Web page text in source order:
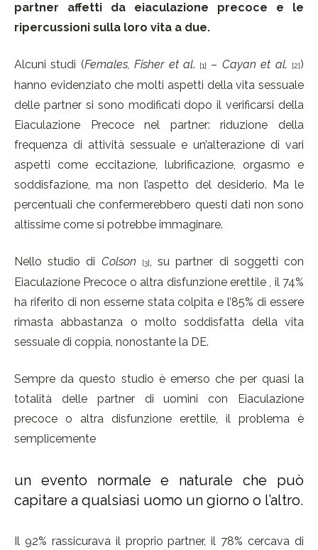
partner affetti da eiaculazione precoce e le
ripercussioni sulla loro vita a due.
Alcuni studi (Females, Fisher et al. [1] – Cayan et al. [2] )
hanno evidenziato che molti aspetti della vita sessuale
delle partner si sono modificati dopo il verificarsi della
Eiaculazione Precoce nel partner: riduzione della
frequenza di attività sessuale e un’alterazione di vari
aspetti come eccitazione, lubrificazione, orgasmo e
soddisfazione, ma non l’aspetto del desiderio. Ma le
percentuali che confermerebbero questi dati non sono
altissime come si potrebbe immaginare.
Nello studio di Colson [3], su partner di soggetti con
Eiaculazione Precoce o altra disfunzione erettile , il 74%
ha riferito di non esserne stata colpita e l’85% di essere
rimasta abbastanza o molto soddisfatta della vita
sessuale di coppia, nonostante la DE.
Sempre da questo studio è emerso che per quasi la
totalità delle partner di uomini con Eiaculazione
precoce o altra disfunzione erettile, il problema è
semplicemente
un evento normale e naturale che può
capitare a qualsiasi uomo un giorno o l’altro.
Il 92% rassicurava il proprio partner, il 78% cercava di